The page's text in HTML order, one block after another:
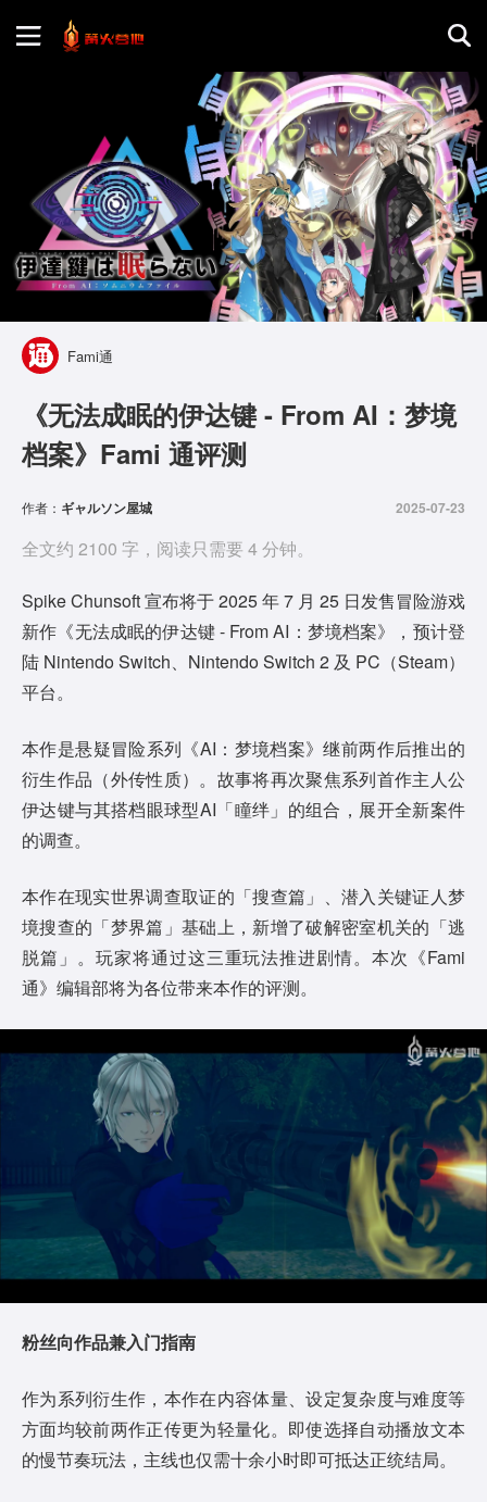
游戏评测
地图攻略
Fami通
《无法成眠的伊达键 - From AI：梦境
档案》Fami 通评测
作者： ギャルソン屋城 2025-07-23
全文约 2100 字，阅读只需要 4 分钟。
Spike Chunsoft 宣布将于 2025 年 7 月 25 日发售冒险游戏
新作《无法成眠的伊达键 - From AI：梦境档案》，预计登
陆 Nintendo Switch、Nintendo Switch 2 及 PC（Steam）
平台。
本作是悬疑冒险系列《AI：梦境档案》继前两作后推出的
衍生作品（外传性质）。故事将再次聚焦系列首作主人公
伊达键与其搭档眼球型AI「瞳绊」的组合，展开全新案件
的调查。
本作在现实世界调查取证的「搜查篇」、潜入关键证人梦
境搜查的「梦界篇」基础上，新增了破解密室机关的「逃
脱篇」。玩家将通过这三重玩法推进剧情。本次《Fami
通》编辑部将为各位带来本作的评测。
粉丝向作品兼入门指南
作为系列衍生作，本作在内容体量、设定复杂度与难度等
方面均较前两作正传更为轻量化。即使选择自动播放文本
的慢节奏玩法，主线也仅需十余小时即可抵达正统结局。